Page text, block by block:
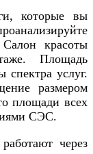
которые вы
красоты
Площадь
спектра услуг.
размером
площади всех
СЭС.
через